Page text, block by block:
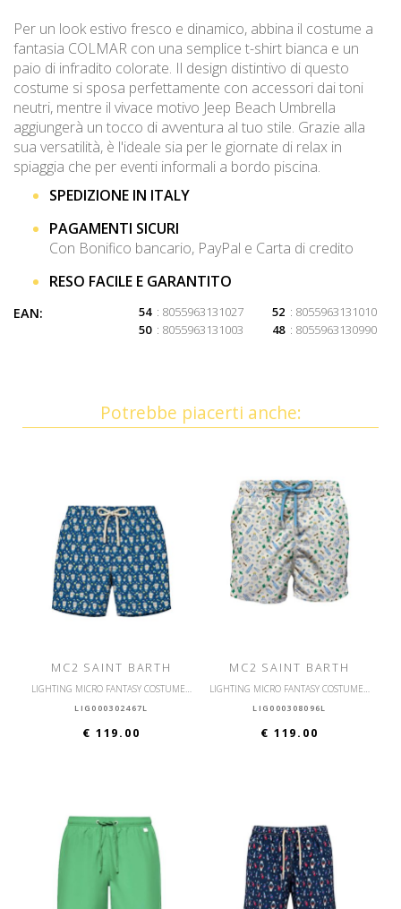
Per un look estivo fresco e dinamico, abbina il costume a
fantasia COLMAR con una semplice t-shirt bianca e un
paio di infradito colorate. Il design distintivo di questo
costume si sposa perfettamente con accessori dai toni
neutri, mentre il vivace motivo Jeep Beach Umbrella
aggiungerà un tocco di avventura al tuo stile. Grazie alla
sua versatilità, è l'ideale sia per le giornate di relax in
spiaggia che per eventi informali a bordo piscina.
SPEDIZIONE IN ITALY
PAGAMENTI SICURI
Con Bonifico bancario, PayPal e Carta di credito
RESO FACILE E GARANTITO
EAN: 54 : 8055963131027 52 : 8055963131010
50 : 8055963131003 48 : 8055963130990
Potrebbe piacerti anche:
MC2 SAINT BARTH
LIG000302467L
€ 119.00
MC2 SAINT BARTH
LIG000308096L
€ 119.00